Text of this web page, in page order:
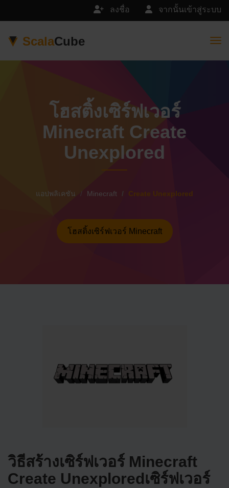
จากนั้นเข้าสู่ระบบ
ลงชื่อ
ScalaCube
โฮสติ้งเซิร์ฟเวอร์
Minecraft Create
Unexplored
แอปพลิเคชัน Minecraft Create Unexplored
โฮสติ้งเซิร์ฟเวอร์ Minecraft
วิธีสร้างเซิร์ฟเวอร์ Minecraft
Create Unexploredเซิร์ฟเวอร์